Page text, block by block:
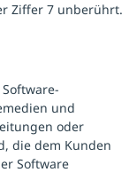
Ziffer 7 unberührt.
und
oder
die dem Kunden
Software